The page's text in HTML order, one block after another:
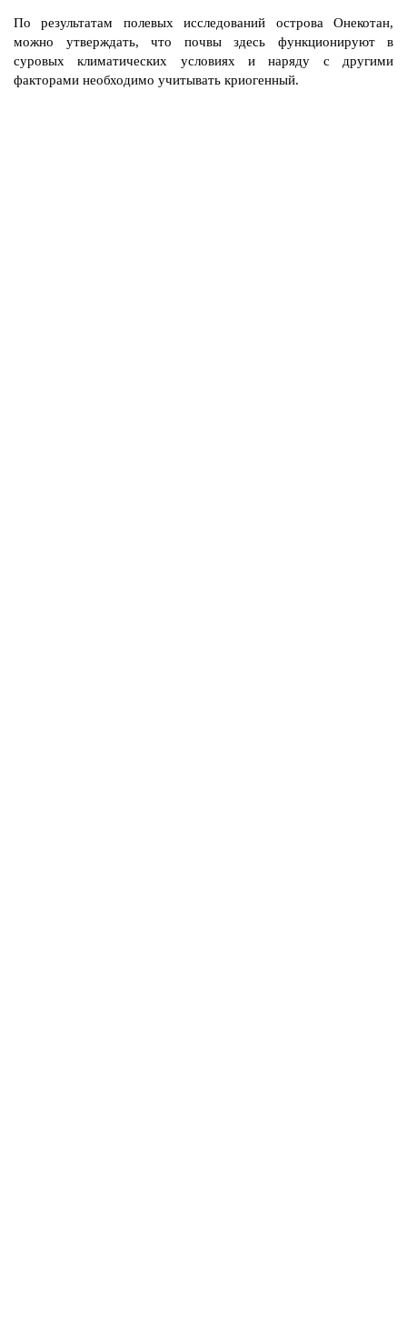
По результатам полевых исследований острова Онекотан,
можно утверждать, что почвы здесь функционируют в
суровых климатических условиях и наряду с другими
факторами необходимо учитывать криогенный.